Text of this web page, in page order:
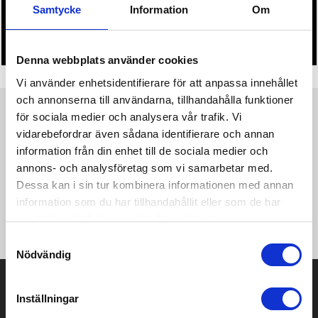
Samtycke Information Om
Denna webbplats använder cookies
Vi använder enhetsidentifierare för att anpassa innehållet
och annonserna till användarna, tillhandahålla funktioner
för sociala medier och analysera vår trafik. Vi
vidarebefordrar även sådana identifierare och annan
information från din enhet till de sociala medier och
annons- och analysföretag som vi samarbetar med.
Dessa kan i sin tur kombinera informationen med annan
information som du har tillhandahållit eller som de har
samlat in när du har använt deras tjänster.
Nödvändig
Inställningar
innan beställningen blir bindande.
ProduktinformationSpecifikationerPristabellRecensioner
·145 g/m² ·100% bomull, förkrympt och ringspunnen
bomullsjersey ·Ash: 99% bomull, 1% viskos ·Sport Grey: 85%
bomull, 15% viskos ·Ribbad rundringning med elastan
·Nacktband ·Rörkonstruktion ·Tvättbar upp till 40°C ·Regular
Fit.
Prisuppgift på mailen?
Kontakta oss här för att få förslag på produkt och pris över